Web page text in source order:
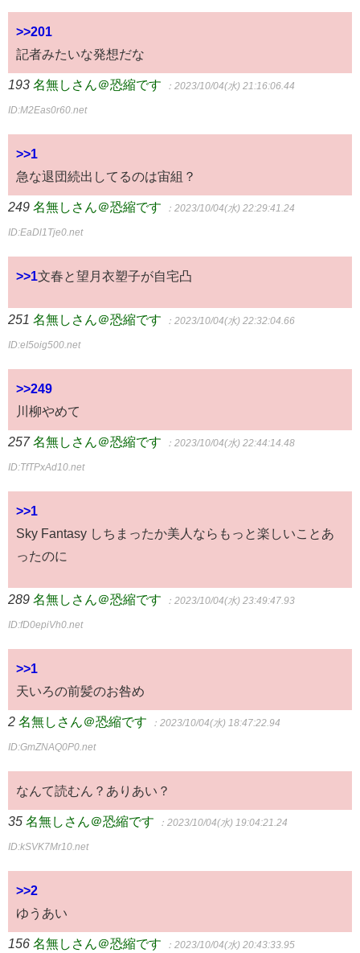
>>201
記者みたいな発想だな
193 名無しさん＠恐縮です ：2023/10/04(水) 21:16:06.44
ID:M2Eas0r60.net
>>1
急な退団続出してるのは宙組？
249 名無しさん＠恐縮です ：2023/10/04(水) 22:29:41.24
ID:EaDl1Tje0.net
>>1 文春と望月衣塑子が自宅凸
251 名無しさん＠恐縮です ：2023/10/04(水) 22:32:04.66
ID:eI5oig500.net
>>249
川柳やめて
257 名無しさん＠恐縮です ：2023/10/04(水) 22:44:14.48
ID:TfTPxAd10.net
>>1
Sky Fantasy しちまったか美人ならもっと楽しいことあ
ったのに
289 名無しさん＠恐縮です ：2023/10/04(水) 23:49:47.93
ID:fD0epiVh0.net
>>1
天いろの前髪のお咎め
2 名無しさん＠恐縮です ：2023/10/04(水) 18:47:22.94
ID:GmZNAQ0P0.net
なんて読むん？ありあい？
35 名無しさん＠恐縮です ：2023/10/04(水) 19:04:21.24
ID:kSVK7Mr10.net
>>2
ゆうあい
156 名無しさん＠恐縮です ：2023/10/04(水) 20:43:33.95